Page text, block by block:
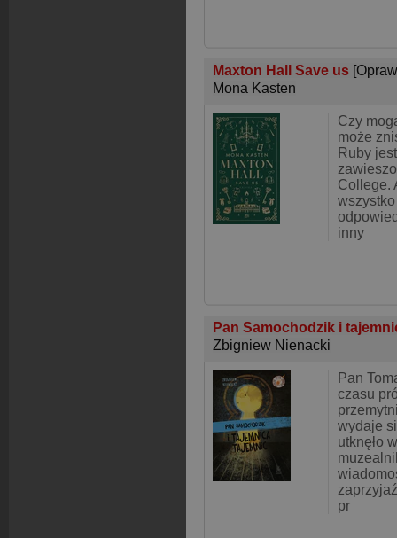
Maxton Hall Save us
Mona Kasten
Czy
może
Ruby
College.
inny
Pan Samochodzik i
Zbigniew Nienacki
Pan
czasu
wydaje
utknęło
pr